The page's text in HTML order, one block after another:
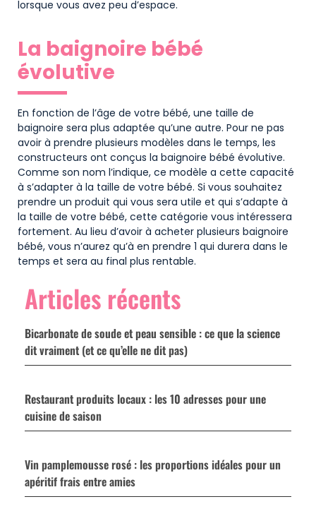
lorsque vous avez peu d’espace.
​La baignoire bébé
évolutive
En fonction de l’âge de votre bébé, une taille de
baignoire sera plus adaptée qu’une autre. Pour ne pas
avoir à prendre plusieurs modèles dans le temps, les
constructeurs ont conçus la baignoire bébé évolutive.
Comme son nom l’indique, ce modèle a cette capacité
à s’adapter à la taille de votre bébé. Si vous souhaitez
prendre un produit qui vous sera utile et qui s’adapte à
la taille de votre bébé, cette catégorie vous intéressera
fortement. Au lieu d’avoir à acheter plusieurs baignoire
bébé, vous n’aurez qu’à en prendre 1 qui durera dans le
temps et sera au final plus rentable.
Articles récents
Bicarbonate de soude et peau sensible : ce que la science
dit vraiment (et ce qu’elle ne dit pas)
Restaurant produits locaux : les 10 adresses pour une
cuisine de saison
Vin pamplemousse rosé : les proportions idéales pour un
apéritif frais entre amies